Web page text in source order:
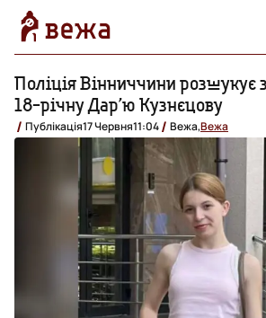
Поліція Вінниччини розшукує
18-річну Дар’ю Кузнєцову
Публікація17 Червня11:04 Вежа,Вежа